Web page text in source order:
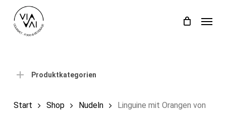
Einkaufswagen Close
Produktkategorien
Start Shop Nudeln
Linguine mit Orangen von